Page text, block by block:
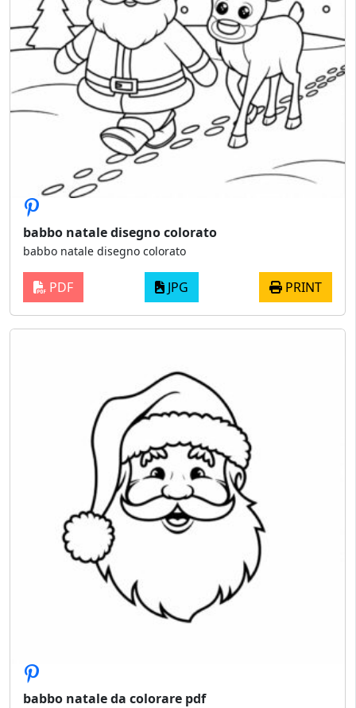
babbo natale disegno colorato
babbo natale disegno colorato
PDF JPG PRINT
babbo natale da colorare pdf